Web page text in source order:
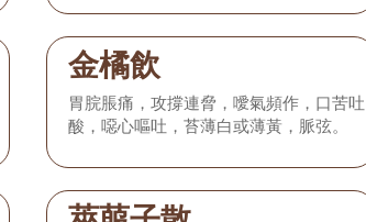
金橘飲
胃脘脹痛，攻撐連脅，噯氣頻作，口苦吐
酸，噁心嘔吐，苔薄白或薄黃，脈弦。